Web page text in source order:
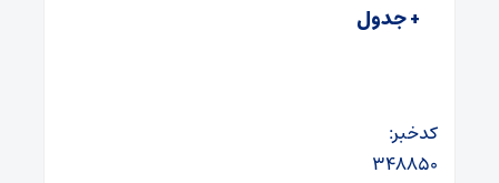
+ جدول
کدخبر:
۳۴۸۸۵۰